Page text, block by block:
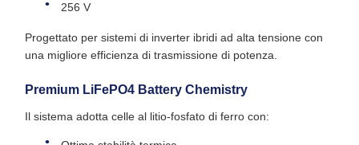
256 V
Progettato per sistemi di inverter ibridi ad alta tensione con
una migliore efficienza di trasmissione di potenza.
Premium LiFePO4 Battery Chemistry
Il sistema adotta celle al litio-fosfato di ferro con: